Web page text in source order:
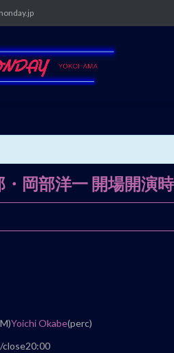
・岡部洋一 開場開演
Yoichi Okabe(perc)